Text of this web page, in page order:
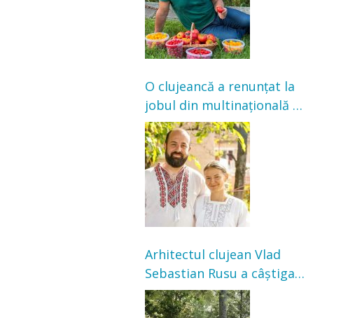
O clujeancă a renunțat la
jobul din multinațională și
s-a mutat la țară. Acum
cultivă legume în grădina
bunicilor
Arhitectul clujean Vlad
Sebastian Rusu a câștigat
concursul pentru
transformarea Grădinii